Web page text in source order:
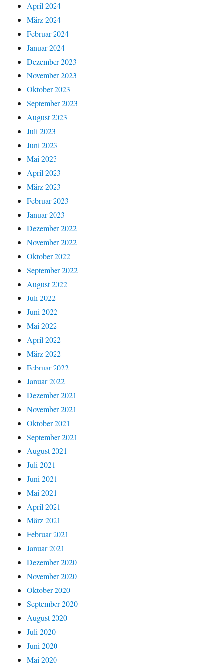
April 2024
März 2024
Februar 2024
Januar 2024
Dezember 2023
November 2023
Oktober 2023
September 2023
August 2023
Juli 2023
Juni 2023
Mai 2023
April 2023
März 2023
Februar 2023
Januar 2023
Dezember 2022
November 2022
Oktober 2022
September 2022
August 2022
Juli 2022
Juni 2022
Mai 2022
April 2022
März 2022
Februar 2022
Januar 2022
Dezember 2021
November 2021
Oktober 2021
September 2021
August 2021
Juli 2021
Juni 2021
Mai 2021
April 2021
März 2021
Februar 2021
Januar 2021
Dezember 2020
November 2020
Oktober 2020
September 2020
August 2020
Juli 2020
Juni 2020
Mai 2020